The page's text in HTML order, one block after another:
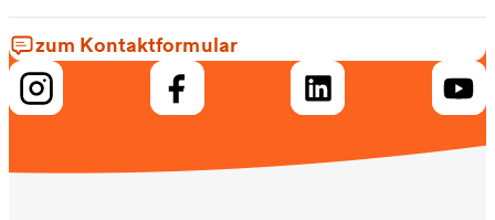
zum Kontaktformular